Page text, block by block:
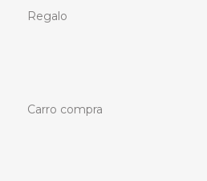
Regalo
Carro compra